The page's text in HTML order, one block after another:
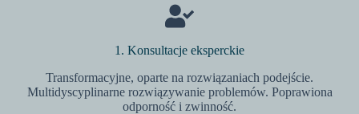
1. Konsultacje eksperckie
Transformacyjne, oparte na rozwiązaniach podejście.
Multidyscyplinarne rozwiązywanie problemów. Poprawiona
odporność i zwinność.